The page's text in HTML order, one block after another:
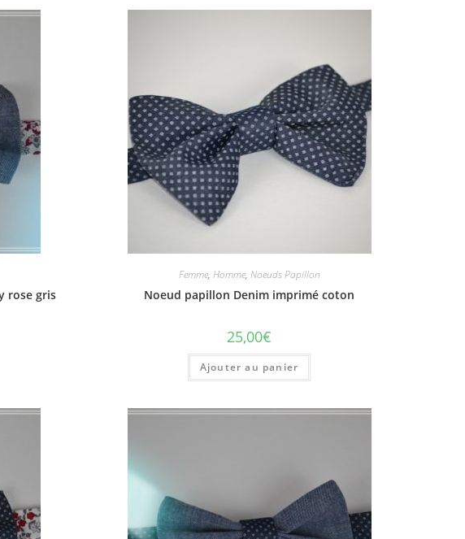
rose gris
Femme, Homme, Noeuds Papillon
Noeud papillon Denim imprimé coton
25,00€
Ajouter au panier